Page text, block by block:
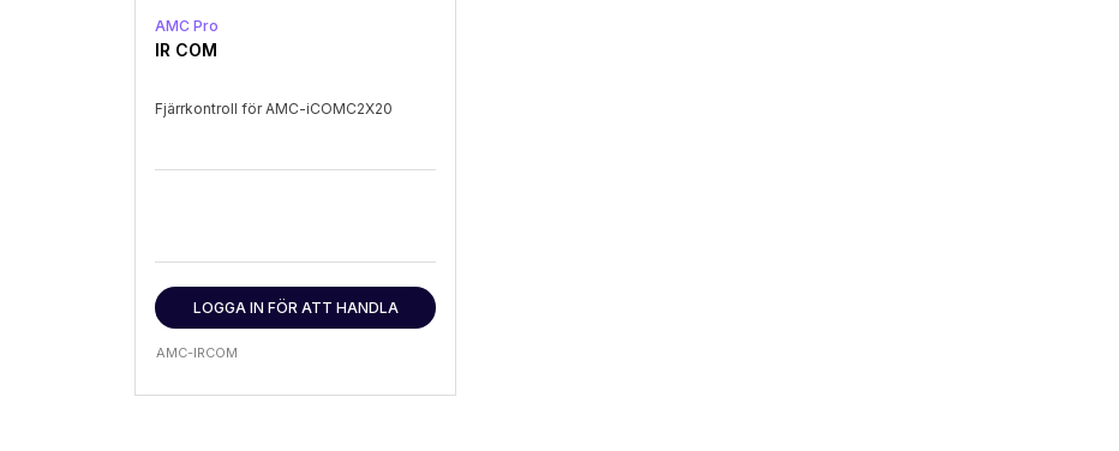
AMC Pro
IR COM
Fjärrkontroll för AMC-iCOMC2X20
LOGGA IN FÖR ATT HANDLA
AMC-IRCOM